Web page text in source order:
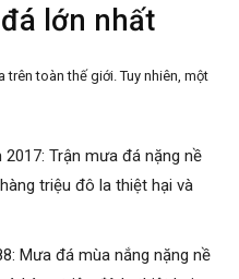
lớn nhất
trên toàn thế giới. Tuy nhiên, một
Trận mưa đá nặng nề
triệu đô la thiệt hại và
Mưa đá mùa nắng nặng nề